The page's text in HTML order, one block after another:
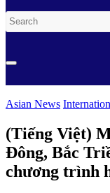
Asian News
(Tiếng Việt)
Đông, Bắc
chương trình